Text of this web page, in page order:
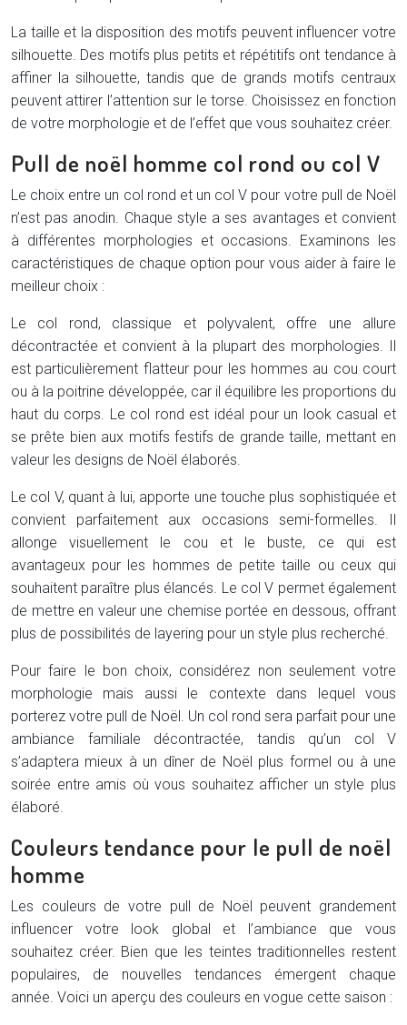
La taille et la disposition des motifs peuvent influencer votre
silhouette. Des motifs plus petits et répétitifs ont tendance à
affiner la silhouette, tandis que de grands motifs centraux
peuvent attirer l’attention sur le torse. Choisissez en fonction
de votre morphologie et de l’effet que vous souhaitez créer.
Pull de noël homme col rond ou col V
Le choix entre un col rond et un col V pour votre pull de Noël
n’est pas anodin. Chaque style a ses avantages et convient
à différentes morphologies et occasions. Examinons les
caractéristiques de chaque option pour vous aider à faire le
meilleur choix :
Le col rond, classique et polyvalent, offre une allure
décontractée et convient à la plupart des morphologies. Il
est particulièrement flatteur pour les hommes au cou court
ou à la poitrine développée, car il équilibre les proportions du
haut du corps. Le col rond est idéal pour un look casual et
se prête bien aux motifs festifs de grande taille, mettant en
valeur les designs de Noël élaborés.
Le col V, quant à lui, apporte une touche plus sophistiquée et
convient parfaitement aux occasions semi-formelles. Il
allonge visuellement le cou et le buste, ce qui est
avantageux pour les hommes de petite taille ou ceux qui
souhaitent paraître plus élancés. Le col V permet également
de mettre en valeur une chemise portée en dessous, offrant
plus de possibilités de layering pour un style plus recherché.
Pour faire le bon choix, considérez non seulement votre
morphologie mais aussi le contexte dans lequel vous
porterez votre pull de Noël. Un col rond sera parfait pour une
ambiance familiale décontractée, tandis qu’un col V
s’adaptera mieux à un dîner de Noël plus formel ou à une
soirée entre amis où vous souhaitez afficher un style plus
élaboré.
Couleurs tendance pour le pull de noël
homme
Les couleurs de votre pull de Noël peuvent grandement
influencer votre look global et l’ambiance que vous
souhaitez créer. Bien que les teintes traditionnelles restent
populaires, de nouvelles tendances émergent chaque
année. Voici un aperçu des couleurs en vogue cette saison :